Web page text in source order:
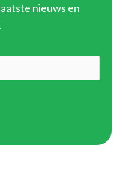
nieuws en